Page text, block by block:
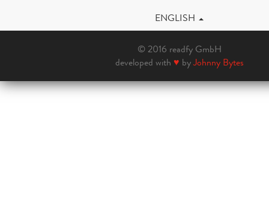
ENGLISH
© 2016 readfy GmbH
developed with ♥ byJohnny Bytes